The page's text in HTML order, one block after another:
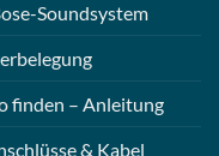
Soundsystem
finden – Anleitung
& Kabel